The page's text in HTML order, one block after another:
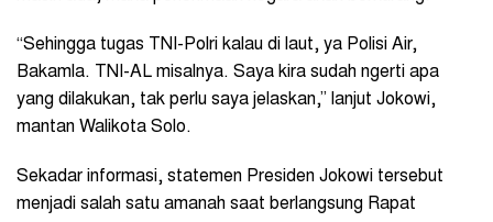
“Sehingga tugas TNI-Polri kalau di laut, ya Polisi Air,
Bakamla. TNI-AL misalnya. Saya kira sudah ngerti apa
yang dilakukan, tak perlu saya jelaskan,” lanjut Jokowi,
mantan Walikota Solo.
Sekadar informasi, statemen Presiden Jokowi tersebut
menjadi salah satu amanah saat berlangsung Rapat